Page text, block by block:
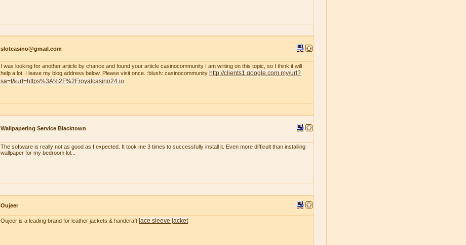
slotcasino@gmail.com
I was looking for another article by chance and found your article casinocommunity I am writing on this topic, so I think it will
help a lot. I leave my blog address below. Please visit once. :blush: casinocommunity http://clients1.google.com.my/url?
sa=t&url=https%3A%2F%2Froyalcasino24.io
Wallpapering Service Blacktown
The software is really not as good as I expected. It took me 3 times to successfully install it. Even more difficult than installing
wallpaper for my bedroom lol...
Oujeer
Oujeer is a leading brand for leather jackets & handcraft lace sleeve jacket